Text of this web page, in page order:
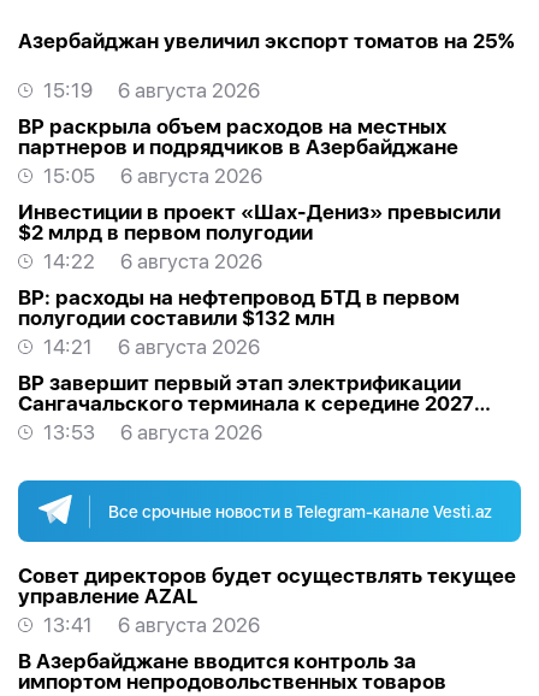
Азербайджан увеличил экспорт томатов на 25%
15:19
6 августа 2026
BP раскрыла объем расходов на местных
партнеров и подрядчиков в Азербайджане
15:05
6 августа 2026
Инвестиции в проект «Шах-Дениз» превысили
$2 млрд в первом полугодии
14:22
6 августа 2026
BP: расходы на нефтепровод БТД в первом
полугодии составили $132 млн
14:21
6 августа 2026
BP завершит первый этап электрификации
Сангачальского терминала к середине 2027
года13:53 6 августа 2026
Все срочные новости в Telegram-канале Vesti.az
Совет директоров будет осуществлять текущее
управление AZAL
13:41
6 августа 2026
В Азербайджане вводится контроль за
импортом непродовольственных товаров